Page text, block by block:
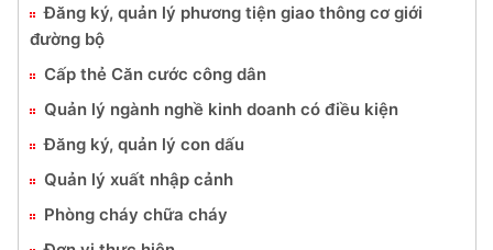
Đăng ký, quản lý phương tiện giao thông cơ giới
đường bộ
Cấp thẻ Căn cước công dân
Quản lý ngành nghề kinh doanh có điều kiện
Đăng ký, quản lý con dấu
Quản lý xuất nhập cảnh
Phòng cháy chữa cháy